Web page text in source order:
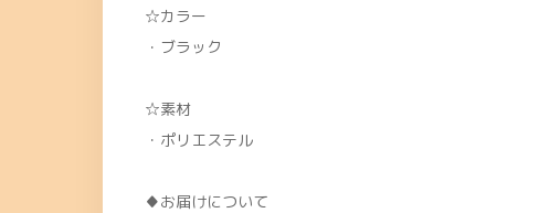
☆カラー
・ブラック
☆素材
・ポリエステル
♦お届けについて